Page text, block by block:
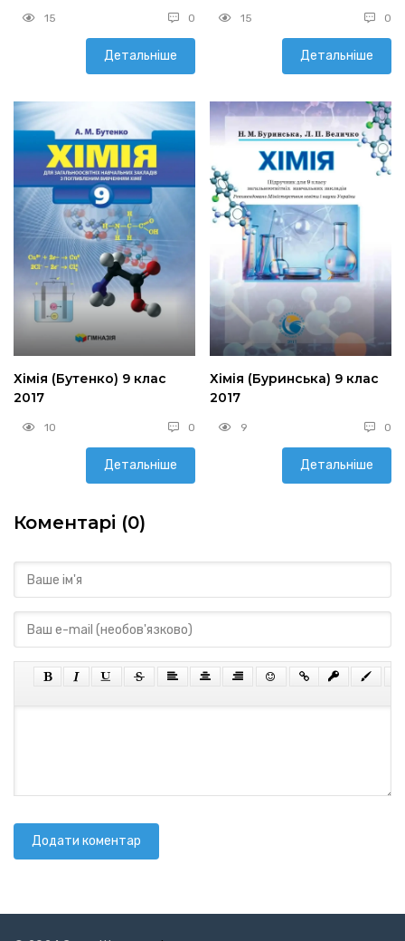
15 0
Детальніше
15 0
Детальніше
Хімія (Бутенко) 9 клас
2017
10 0
Детальніше
Хімія (Буринська) 9 клас
2017
9 0
Детальніше
Коментарі (0)
Додати коментар